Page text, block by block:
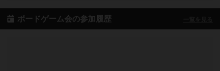
ボードゲーム会の参加履歴